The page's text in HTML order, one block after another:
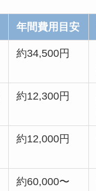
年間費用目安
約34,500円
約12,300円
約12,000円
約60,000〜